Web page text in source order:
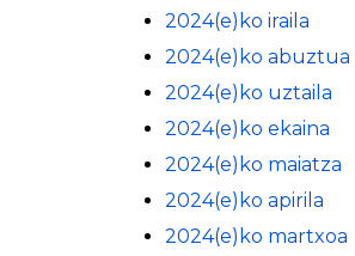
2024(e)ko iraila
2024(e)ko abuztua
2024(e)ko uztaila
2024(e)ko ekaina
2024(e)ko maiatza
2024(e)ko apirila
2024(e)ko martxoa